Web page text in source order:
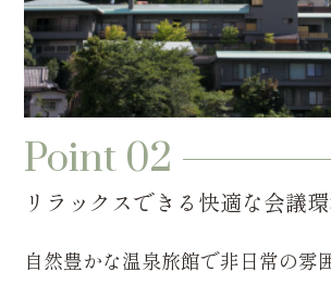
Point 02
リラックスできる快適な会議
自然豊かな温泉旅館で非日常の雰